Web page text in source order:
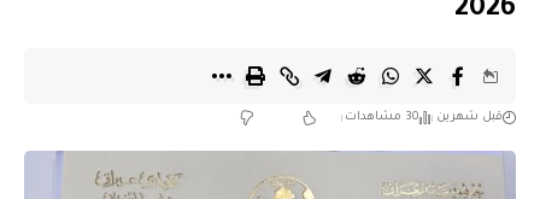
2026
قبل شهرين 30 مشاهدات